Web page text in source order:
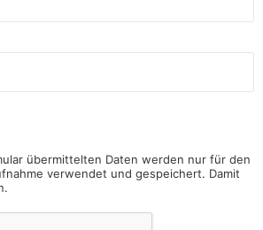
übermittelten Daten werden nur für den
verwendet und gespeichert. Damit